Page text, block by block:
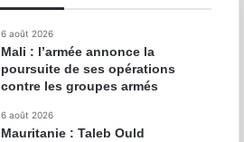
6 août 2026
Mali : l’armée annonce la
poursuite de ses opérations
contre les groupes armés
6 août 2026
Mauritanie : Taleb Ould